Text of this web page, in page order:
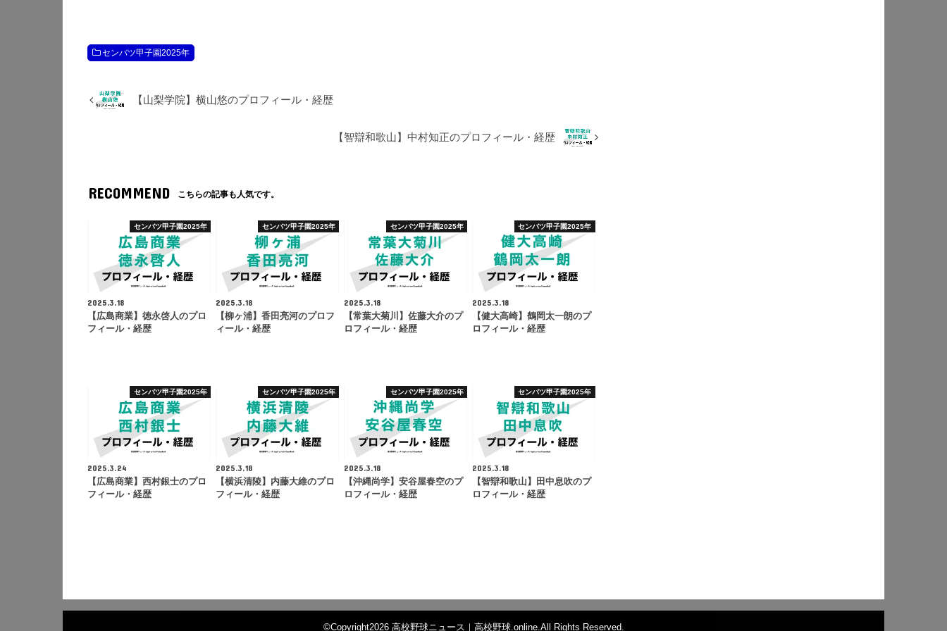
センバツ甲子園2025年
【山梨学院】横山悠のプロフィール・経歴
【智辯和歌山】中村知正のプロフィール・経歴
RECOMMEND こちらの記事も人気です。
センバツ甲子園2025年
2025.3.18
【広島商業】徳永啓人のプロ
フィール・経歴
センバツ甲子園2025年
2025.3.18
【柳ヶ浦】香田亮河のプロフ
ィール・経歴
センバツ甲子園2025年
2025.3.18
【常葉大菊川】佐藤大介のプ
ロフィール・経歴
センバツ甲子園2025年
2025.3.18
【健大高崎】鶴岡太一朗のプ
ロフィール・経歴
センバツ甲子園2025年
2025.3.24
【広島商業】西村銀士のプロ
フィール・経歴
センバツ甲子園2025年
2025.3.18
【横浜清陵】内藤大維のプロ
フィール・経歴
センバツ甲子園2025年
2025.3.18
【沖縄尚学】安谷屋春空のプ
ロフィール・経歴
センバツ甲子園2025年
2025.3.18
【智辯和歌山】田中息吹のプ
ロフィール・経歴
©Copyright2026 高校野球ニュース｜高校野球.online.All Rights Reserved.